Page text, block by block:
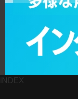
INDEX